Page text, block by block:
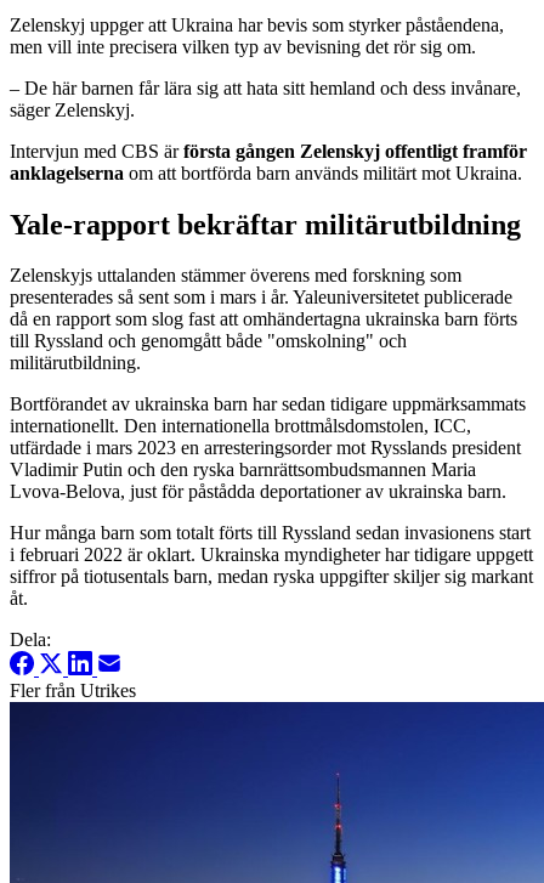
Zelenskyj uppger att Ukraina har bevis som styrker påståendena,
men vill inte precisera vilken typ av bevisning det rör sig om.
– De här barnen får lära sig att hata sitt hemland och dess invånare,
säger Zelenskyj.
Intervjun med CBS ärförsta gången Zelenskyj offentligt framför
anklagelserna om att bortförda barn används militärt mot Ukraina.
Yale-rapport bekräftar militärutbildning
Zelenskyjs uttalanden stämmer överens med forskning som
presenterades så sent som i mars i år. Yaleuniversitetet publicerade
då en rapport som slog fast att omhändertagna ukrainska barn förts
till Ryssland och genomgått både "omskolning" och
militärutbildning.
Bortförandet av ukrainska barn har sedan tidigare uppmärksammats
internationellt. Den internationella brottmålsdomstolen, ICC,
utfärdade i mars 2023 en arresteringsorder mot Rysslands president
Vladimir Putin och den ryska barnrättsombudsmannen Maria
Lvova-Belova, just för påstådda deportationer av ukrainska barn.
Hur många barn som totalt förts till Ryssland sedan invasionens start
i februari 2022 är oklart. Ukrainska myndigheter har tidigare uppgett
siffror på tiotusentals barn, medan ryska uppgifter skiljer sig markant
åt.
Dela:
Fler från Utrikes